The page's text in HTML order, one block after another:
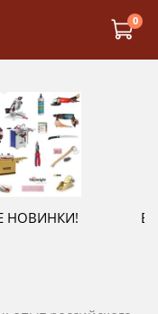
0
НОВИНКИ!